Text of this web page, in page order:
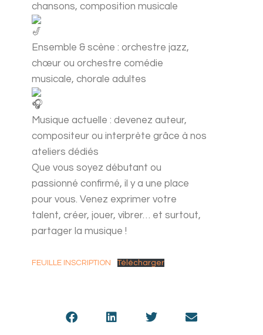
chansons, composition musicale
Ensemble & scène : orchestre jazz,
chœur ou orchestre comédie
musicale, chorale adultes
Musique actuelle : devenez auteur,
compositeur ou interprète grâce à nos
ateliers dédiés
Que vous soyez débutant ou
passionné confirmé, il y a une place
pour vous. Venez exprimer votre
talent, créer, jouer, vibrer… et surtout,
partager la musique !
FEUILLE INSCRIPTION Télécharger